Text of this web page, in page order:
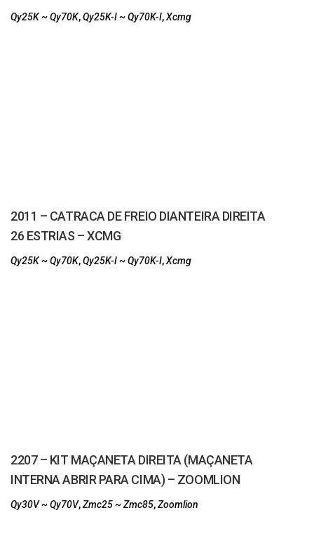
Qy25K ~ Qy70K,Qy25K-I ~ Qy70K-I,Xcmg
2011 – CATRACA DE FREIO DIANTEIRA DIREITA
26 ESTRIAS – XCMG
Qy25K ~ Qy70K,Qy25K-I ~ Qy70K-I,Xcmg
2207 – KIT MAÇANETA DIREITA (MAÇANETA
INTERNA ABRIR PARA CIMA) – ZOOMLION
Qy30V ~ Qy70V,Zmc25 ~ Zmc85,Zoomlion